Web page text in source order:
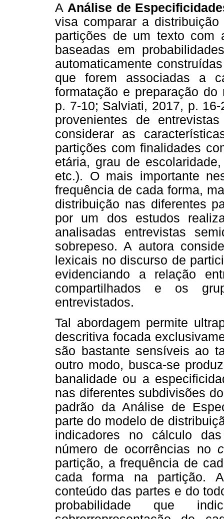
A Análise de
visa comparar a
partições de um texto com
baseadas em
automaticamente
que forem associadas a
formatação e preparação
p. 7-10; Salviati, 2017, p.
provenientes de
considerar as
partições com finalidades
etária, grau de
etc.). O mais importante
frequência de cada forma,
distribuição nas diferentes
por um dos estudos
analisadas entrevistas
sobrepeso. A autora
lexicais no discurso de
evidenciando a relação
compartilhados e os
entrevistados.
Tal abordagem permite
descritiva focada
são bastante sensíveis ao
outro modo, busca-se
banalidade ou a
nas diferentes subdivisões
padrão da Análise de
parte do modelo de
indicadores no cálculo
número de ocorrências no
partição, a frequência de
cada forma na partição.
conteúdo das partes e do
probabilidade que